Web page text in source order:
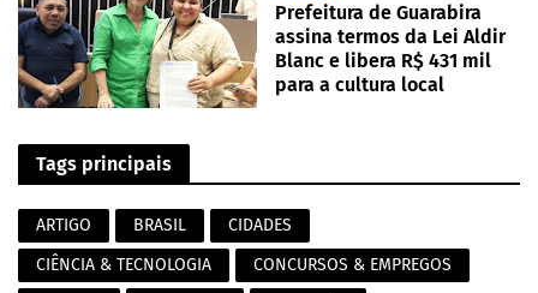
Prefeitura de Guarabira
assina termos da Lei Aldir
Blanc e libera R$ 431 mil
para a cultura local
Tags principais
ARTIGO BRASIL
CIDADES
CIÊNCIA & TECNOLOGIA
CONCURSOS & EMPREGOS